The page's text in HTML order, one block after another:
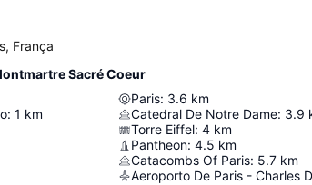
França
Sacré Coeur
: 1 km
Paris: 3.6 km
Catedral De Notre Dame: 3.9
Torre Eiffel: 4 km
Pantheon: 4.5 km
Catacombs Of Paris: 5.7 km
Aeroporto De Paris - Charles